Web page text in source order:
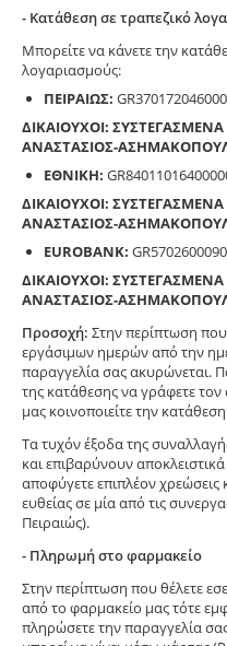
- Κατάθεση σε τραπεζικό
Μπορείτε να κάνετε την
λογαριασμούς:
ΠΕΙΡΑΙΩΣ:
ΔΙΚΑΙΟΥΧΟΙ:
ΑΝΑΣΤΑΣΙΟΣ-
ΕΘΝΙΚΗ:
ΔΙΚΑΙΟΥΧΟΙ:
ΑΝΑΣΤΑΣΙΟΣ-
EUROBANK:
ΔΙΚΑΙΟΥΧΟΙ:
ΑΝΑΣΤΑΣΙΟΣ-
Προσοχή: Στην περίπτωση
εργάσιμων ημερών από την
παραγγελία σας ακυρώνεται.
της κατάθεσης να γράφετε
μας κοινοποιείτε την
Τα τυχόν έξοδα της
και επιβαρύνουν
αποφύγετε επιπλέον
ευθείας σε μία από τις
Πειραιώς).
- Πληρωμή στο φαρμακείο
Στην περίπτωση που θέλετε
από το φαρμακείο μας τότε
πληρώσετε την παραγγελία